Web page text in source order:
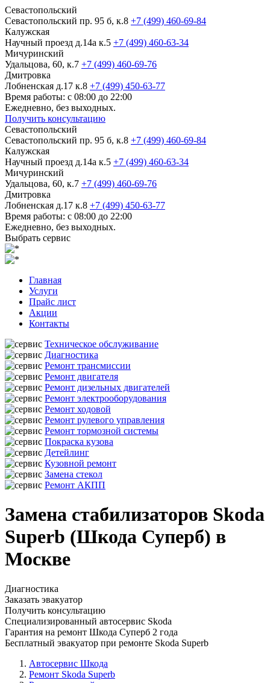
Севастопольский
Севастопольский пр. 95 б, к.8 +7 (499) 460-69-84
Калужская
Научный проезд д.14а к.5 +7 (499) 460-63-34
Мичуринский
Удальцова, 60, к.7 +7 (499) 460-69-76
Дмитровка
Лобненская д.17 к.8 +7 (499) 450-63-77
Время работы: с 08:00 до 22:00
Ежедневно, без выходных.
Получить консультацию
Севастопольский
Севастопольский пр. 95 б, к.8 +7 (499) 460-69-84
Калужская
Научный проезд д.14а к.5 +7 (499) 460-63-34
Мичуринский
Удальцова, 60, к.7 +7 (499) 460-69-76
Дмитровка
Лобненская д.17 к.8 +7 (499) 450-63-77
Время работы: с 08:00 до 22:00
Ежедневно, без выходных.
Выбрать сервис
Главная
Услуги
Прайс лист
Акции
Контакты
Техническое обслуживание
Диагностика
Ремонт трансмиссии
Ремонт двигателя
Ремонт дизельных двигателей
Ремонт электрооборудования
Ремонт ходовой
Ремонт рулевого управления
Ремонт тормозной системы
Покраска кузова
Детейлинг
Кузовной ремонт
Замена стекол
Ремонт АКПП
Замена стабилизаторов Skoda
Superb (Шкода Суперб) в
Москве
Диагностика
Заказать эвакуатор
Получить консультацию
Специализированный автосервис Skoda
Гарантия на ремонт Шкода Суперб 2 года
Бесплатный эвакуатор при ремонте Skoda Superb
Автосервис Шкода
Ремонт Skoda Superb